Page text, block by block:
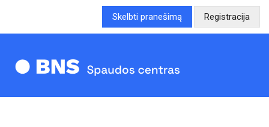
Skelbti pranešimą Registracija